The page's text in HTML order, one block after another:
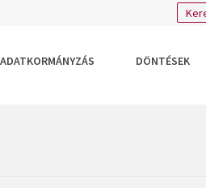
ADATKORMÁNYZÁS DÖNTÉSEK